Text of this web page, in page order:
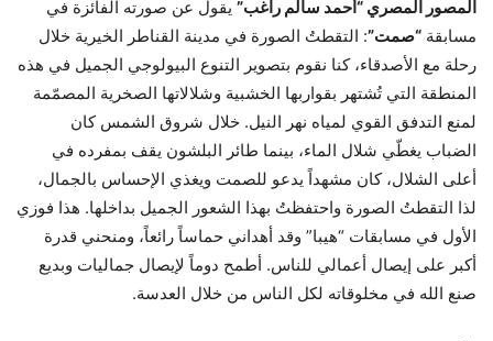
المصور المصري “أحمد سالم راغب” يقول عن صورته الفائزة في
مسابقة “صمت”: التقطتُ الصورة في مدينة القناطر الخيرية خلال
رحلة مع الأصدقاء، كنا نقوم بتصوير التنوع البيولوجي الجميل في هذه
المنطقة التي تُشتهر بقواربها الخشبية وشلالاتها الصخرية المصمّمة
لمنع التدفق القوي لمياه نهر النيل. خلال شروق الشمس كان
الضباب يغطّي شلال الماء، بينما طائر البلشون يقف بمفرده في
أعلى الشلال، كان مشهداً يدعو للصمت ويغذي الإحساس بالجمال،
لذا التقطتُ الصورة واحتفظتُ بهذا الشعور الجميل بداخلها. هذا فوزي
الأول في مسابقات “هيبا” وقد أهداني حماساً رائعاً، ومنحني قدرة
أكبر على إيصال أعمالي للناس. أطمح دوماً لإيصال جماليات وبديع
صنع الله في مخلوقاته لكل الناس من خلال العدسة.